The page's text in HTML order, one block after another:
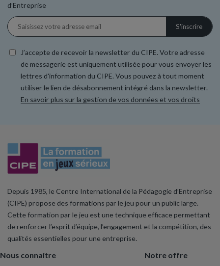
d’Entreprise
J’accepte de recevoir la newsletter du CIPE. Votre adresse
de messagerie est uniquement utilisée pour vous envoyer les
lettres d'information du CIPE. Vous pouvez à tout moment
utiliser le lien de désabonnement intégré dans la newsletter.
En savoir plus sur la gestion de vos données et vos droits
Depuis 1985, le Centre International de la Pédagogie d’Entreprise
(CIPE) propose des formations par le jeu pour un public large.
Cette formation par le jeu est une technique efficace permettant
de renforcer l’esprit d’équipe, l’engagement et la compétition, des
qualités essentielles pour une entreprise.
Nous connaitre Notre offre